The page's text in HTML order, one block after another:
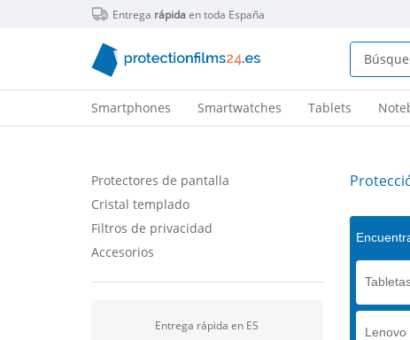
Entrega rápidaen toda España
Smartphones Smartwatches Tablets
Protectores de pantalla
Cristal templado
Filtros de privacidad
Accesorios
Entrega rápida en ES Lenovo